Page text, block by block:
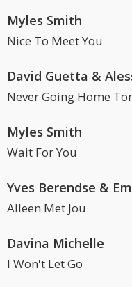
Myles Smith
Nice To Meet You
Never Going Home
Myles Smith
Wait For You
Yves Berendse &
Alleen Met Jou
Davina Michelle
I Won't Let Go